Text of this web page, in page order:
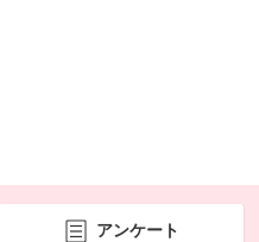
アンケート